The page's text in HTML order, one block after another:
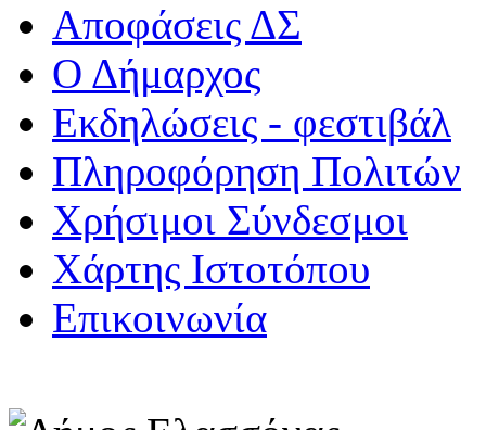
Αποφάσεις ΔΣ
Ο Δήμαρχος
Εκδηλώσεις - φεστιβάλ
Πληροφόρηση Πολιτών
Χρήσιμοι Σύνδεσμοι
Χάρτης Ιστοτόπου
Επικοινωνία